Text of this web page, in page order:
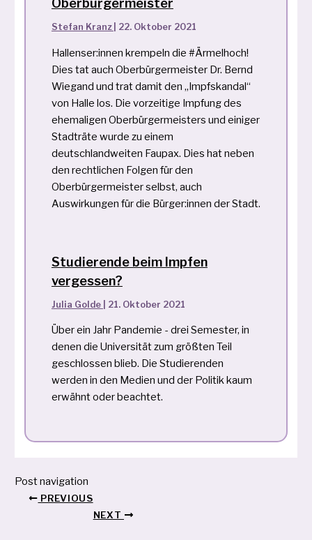
Stefan Kranz 22. Oktober 2021
Hallenser:innen krempeln die #Ärmelhoch!
Dies tat auch Oberbürgermeister Dr. Bernd
Wiegand und trat damit den „Impfskandal“
von Halle los. Die vorzeitige Impfung des
ehemaligen Oberbürgermeisters und einiger
Stadträte wurde zu einem
deutschlandweiten Faupax. Dies hat neben
den rechtlichen Folgen für den
Oberbürgermeister selbst, auch
Auswirkungen für die Bürger:innen der Stadt.
Studierende beim Impfen
vergessen?
Julia Golde 21. Oktober 2021
Über ein Jahr Pandemie - drei Semester, in
denen die Universität zum größten Teil
geschlossen blieb. Die Studierenden
werden in den Medien und der Politik kaum
erwähnt oder beachtet.
Post navigation
PREVIOUS
NEXT